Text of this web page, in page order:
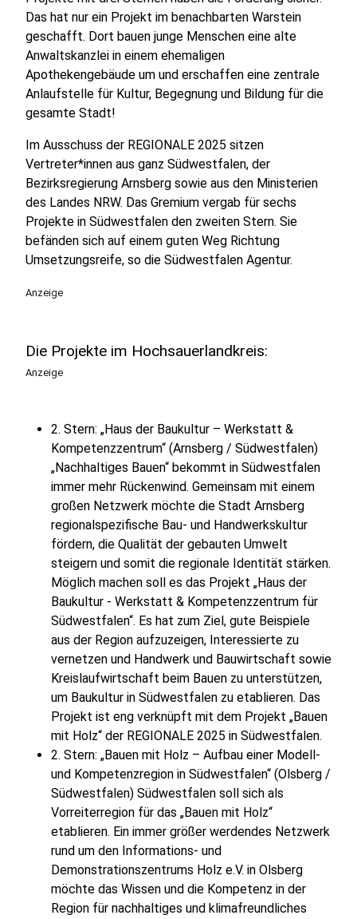
Das hat nur ein Projekt im benachbarten Warstein
geschafft. Dort bauen junge Menschen eine alte
Anwaltskanzlei in einem ehemaligen
Apothekengebäude um und erschaffen eine zentrale
Anlaufstelle für Kultur, Begegnung und Bildung für die
gesamte Stadt!
Im Ausschuss der REGIONALE 2025 sitzen
Vertreter*innen aus ganz Südwestfalen, der
Bezirksregierung Arnsberg sowie aus den Ministerien
des Landes NRW. Das Gremium vergab für sechs
Projekte in Südwestfalen den zweiten Stern. Sie
befänden sich auf einem guten Weg Richtung
Umsetzungsreife, so die Südwestfalen Agentur.
Anzeige
Die Projekte im Hochsauerlandkreis:
Anzeige
2. Stern: „Haus der Baukultur – Werkstatt &
Kompetenzzentrum“ (Arnsberg / Südwestfalen)
„Nachhaltiges Bauen“ bekommt in Südwestfalen
immer mehr Rückenwind. Gemeinsam mit einem
großen Netzwerk möchte die Stadt Arnsberg
regionalspezifische Bau- und Handwerkskultur
fördern, die Qualität der gebauten Umwelt
steigern und somit die regionale Identität stärken.
Möglich machen soll es das Projekt „Haus der
Baukultur - Werkstatt & Kompetenzzentrum für
Südwestfalen“. Es hat zum Ziel, gute Beispiele
aus der Region aufzuzeigen, Interessierte zu
vernetzen und Handwerk und Bauwirtschaft sowie
Kreislaufwirtschaft beim Bauen zu unterstützen,
um Baukultur in Südwestfalen zu etablieren. Das
Projekt ist eng verknüpft mit dem Projekt „Bauen
mit Holz“ der REGIONALE 2025 in Südwestfalen.
2. Stern: „Bauen mit Holz – Aufbau einer Modell-
und Kompetenzregion in Südwestfalen“ (Olsberg /
Südwestfalen) Südwestfalen soll sich als
Vorreiterregion für das „Bauen mit Holz“
etablieren. Ein immer größer werdendes Netzwerk
rund um den Informations- und
Demonstrationszentrums Holz e.V. in Olsberg
möchte das Wissen und die Kompetenz in der
Region für nachhaltiges und klimafreundliches